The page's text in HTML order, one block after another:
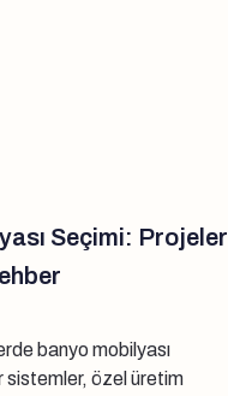
Seçimi: Projeler
banyo mobilyası
sistemler, özel üretim